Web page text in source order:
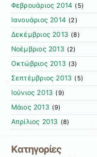
Φεβρουάριος 2014 (5)
Ιανουάριος 2014 (2)
Δεκέμβριος 2013 (8)
Νοέμβριος 2013 (2)
Οκτώβριος 2013 (3)
Σεπτέμβριος 2013 (5)
Ιούνιος 2013 (9)
Μάιος 2013 (9)
Απρίλιος 2013 (8)
Kατηγορίες